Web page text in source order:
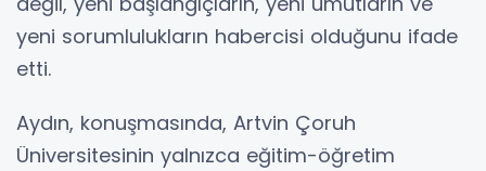
yeni sorumlulukların habercisi olduğunu ifade
etti.
Aydın, konuşmasında, Artvin Çoruh
Üniversitesinin yalnızca eğitim-öğretim